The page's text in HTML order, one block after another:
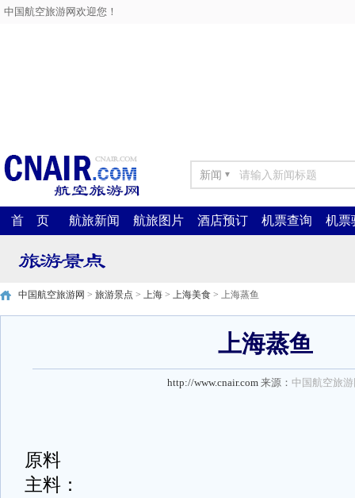
中国航空旅游网欢迎您！
新闻 ▼
首 页 航旅新闻 航旅图片 酒店预订 机票查询 机票
中国航空旅游网 > 旅游景点 > 上海 > 上海美食 > 上海蒸鱼
上海蒸鱼
http://www.cnair.com 来源： 中国航空旅
原料
主料：